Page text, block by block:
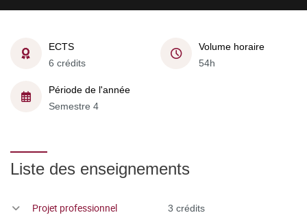
ECTS
6 crédits
Volume horaire
54h
Période de l'année
Semestre 4
Liste des enseignements
Projet professionnel 3 crédits